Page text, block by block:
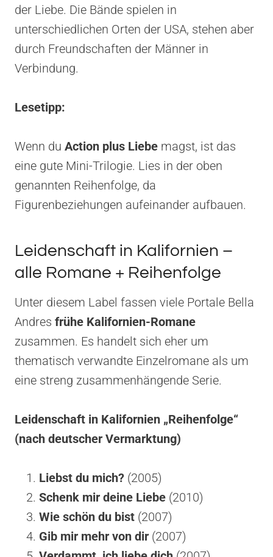
der Liebe. Die Bände spielen in
unterschiedlichen Orten der USA, stehen aber
durch Freundschaften der Männer in
Verbindung.
Lesetipp:
Wenn du Action plus Liebe magst, ist das
eine gute Mini-Trilogie. Lies in der oben
genannten Reihenfolge, da
Figurenbeziehungen aufeinander aufbauen.
Leidenschaft in Kalifornien –
alle Romane + Reihenfolge
Unter diesem Label fassen viele Portale Bella
Andres frühe Kalifornien-Romane
zusammen. Es handelt sich eher um
thematisch verwandte Einzelromane als um
eine streng zusammenhängende Serie.
Leidenschaft in Kalifornien „Reihenfolge“
(nach deutscher Vermarktung)
Liebst du mich? (2005)
Schenk mir deine Liebe (2010)
Wie schön du bist (2007)
Gib mir mehr von dir (2007)